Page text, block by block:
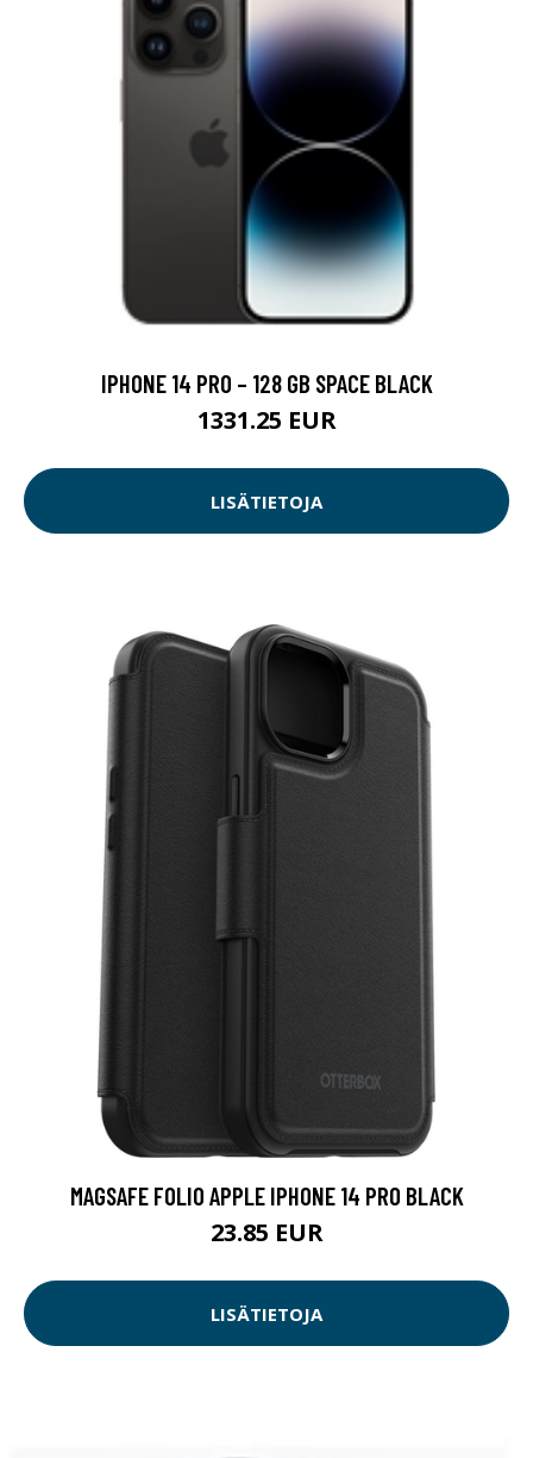
IPHONE 14 PRO – 128 GB SPACE BLACK
1331.25 EUR
LISÄTIETOJA
MAGSAFE FOLIO APPLE IPHONE 14 PRO BLACK
23.85 EUR
LISÄTIETOJA